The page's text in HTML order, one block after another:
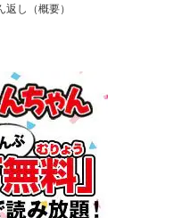
し（概要）